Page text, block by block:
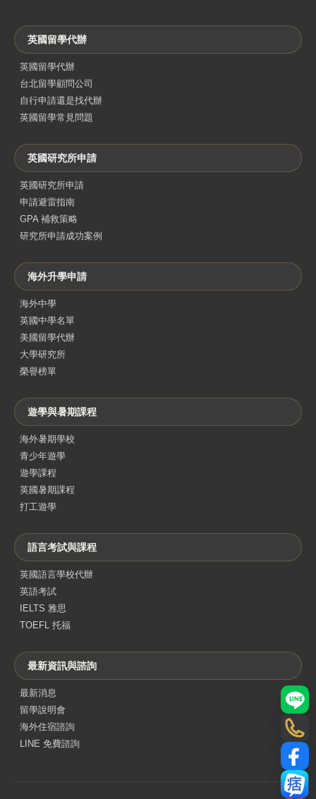
英國留學代辦
英國留學代辦
台北留學顧問公司
自行申請還是找代辦
英國留學常見問題
英國研究所申請
英國研究所申請
申請避雷指南
GPA 補救策略
研究所申請成功案例
海外升學申請
海外中學
英國中學名單
美國留學代辦
大學研究所
榮譽榜單
遊學與暑期課程
海外暑期學校
青少年遊學
遊學課程
英國暑期課程
打工遊學
語言考試與課程
英國語言學校代辦
英語考試
IELTS 雅思
TOEFL 托福
最新資訊與諮詢
最新消息
留學說明會
海外住宿諮詢
LINE 免費諮詢
LINE
電話
部落